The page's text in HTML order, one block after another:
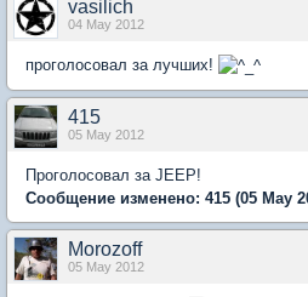
vasilich
04 May 2012
проголосовал за лучших!
415
05 May 2012
Проголосовал за JEEP!
Сообщение изменено: 415 (05 May
Morozoff
05 May 2012